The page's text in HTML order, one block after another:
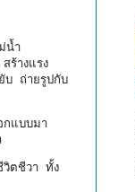
น้ำ
ร้างแรง
บ ถ่ายรูปกับ
แบบมา
ตชีวา ทั้ง